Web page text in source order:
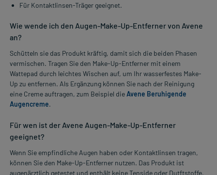
Für Kontaktlinsen-Träger geeignet.
Wie wende ich den Augen-Make-Up-Entferner von Avene
an?
Schütteln sie das Produkt kräftig, damit sich die beiden Phasen
vermischen. Tragen Sie den Make-Up-Entferner mit einem
Wattepad durch leichtes Wischen auf, um Ihr wasserfestes Make-
Up zu entfernen. Als Ergänzung können Sie nach der Reinigung
eine Creme auftragen, zum Beispiel dieAvene Beruhigende
Augencreme.
Für wen ist der Avene Augen-Make-Up-Entferner
geeignet?
Wenn Sie empfindliche Augen haben oder Kontaktlinsen tragen,
können Sie den Make-Up-Entferner nutzen. Das Produkt ist
augenärztlich getestet und enthält keine Tenside oder Dutftstoffe.